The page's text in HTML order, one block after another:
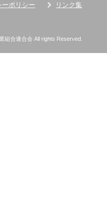
ーポリシー
リンク集
組合連合会 All rights Reserved.